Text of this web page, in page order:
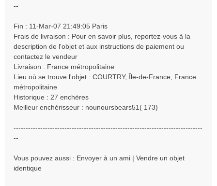
--
Fin : 11-Mar-07 21:49:05 Paris
Frais de livraison : Pour en savoir plus, reportez-vous à la
description de l'objet et aux instructions de paiement ou
contactez le vendeur
Livraison : France métropolitaine
Lieu où se trouve l'objet : COURTRY, Île-de-France, France
métropolitaine
Historique : 27 enchères
Meilleur enchérisseur : nounoursbears51( 173)
------------------------------------------------------------------------------
--
Vous pouvez aussi : Envoyer à un ami | Vendre un objet
identique